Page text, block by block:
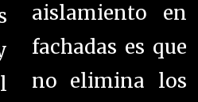
aislamiento en
fachadas es que
no elimina los